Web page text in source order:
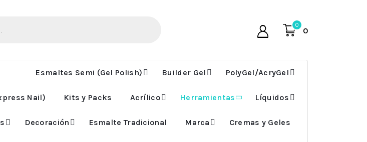
0
0
Esmaltes Semi (Gel Polish) Builder Gel PolyGel/AcryGel
Nail) Kits y Packs Acrílico Herramientas Líquidos
Decoración Esmalte Tradicional Marca Cremas y Geles